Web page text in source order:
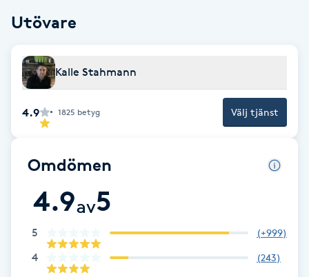
Celluliter
Coachning
Color correction
Damklippning
Dermapen
Utövare
Kalle Stahmann
4.9 1825 betyg Välj tjänst
Omdömen
4.9av5
5 (+999)
4 (243)